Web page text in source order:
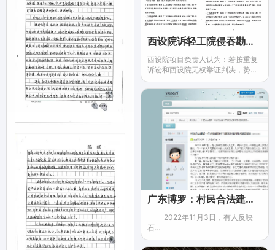
西设院诉轻工院侵吞勘察费，请求法院公正裁判
西设院项目负责人认为：若按重复
诉讼和西设院无权举证判决，势必
是轻工院得到了本不该收取的勘察
费、侵吞了西设院的勘察费，这样
无疑助长了不劳而获的风气，于法
不容。请求西安市中级人民法院在
尊重事实的基础上依法判决，轻工
院完全履行其付款义务。维护当事
人的合法权益，彰显法律的公正。
广东博罗：村民合法建房一年多竟被镇村干部违法强拆四次跟踪报道
2022年11月3日，有人反映
石...